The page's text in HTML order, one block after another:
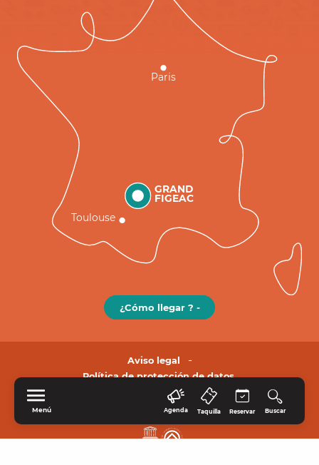
Menú Agenda Taquilla Reservar Buscar
GRAND
FIGEAC
Toulouse
Paris
¿Cómo llegar ? -
Aviso legal
Política de protección de datos.